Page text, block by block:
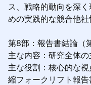
ス、戦略的動向を深
めの実践的な競合他社
第8部：報告書結論（
主な内容：研究全体
主な役割：核心的な
縮フォークリフト報